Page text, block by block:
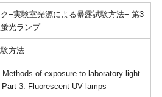
−実験室光源による暴露試験方法− 第3
光ランプ
方法
of exposure to laboratory light
3: Fluorescent UV lamps